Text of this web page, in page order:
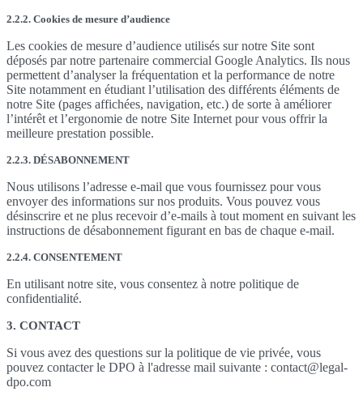
2.2.2. Cookies de mesure d’audience
Les cookies de mesure d’audience utilisés sur notre Site sont
déposés par notre partenaire commercial Google Analytics. Ils nous
permettent d’analyser la fréquentation et la performance de notre
Site notamment en étudiant l’utilisation des différents éléments de
notre Site (pages affichées, navigation, etc.) de sorte à améliorer
l’intérêt et l’ergonomie de notre Site Internet pour vous offrir la
meilleure prestation possible.
2.2.3. DÉSABONNEMENT
Nous utilisons l’adresse e-mail que vous fournissez pour vous
envoyer des informations sur nos produits. Vous pouvez vous
désinscrire et ne plus recevoir d’e-mails à tout moment en suivant les
instructions de désabonnement figurant en bas de chaque e-mail.
2.2.4. CONSENTEMENT
En utilisant notre site, vous consentez à notre politique de
confidentialité.
3. CONTACT
Si vous avez des questions sur la politique de vie privée, vous
pouvez contacter le DPO à l'adresse mail suivante : contact@legal-
dpo.com